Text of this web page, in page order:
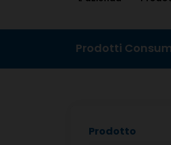
Prodotti
Prodotto